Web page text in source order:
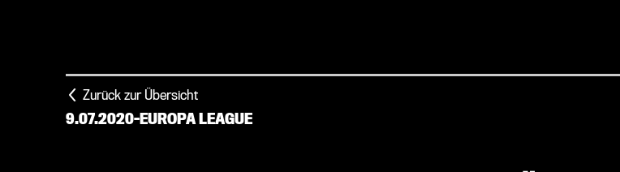
Zurück zur Übersicht
9.07.2020-EUROPA LEAGUE